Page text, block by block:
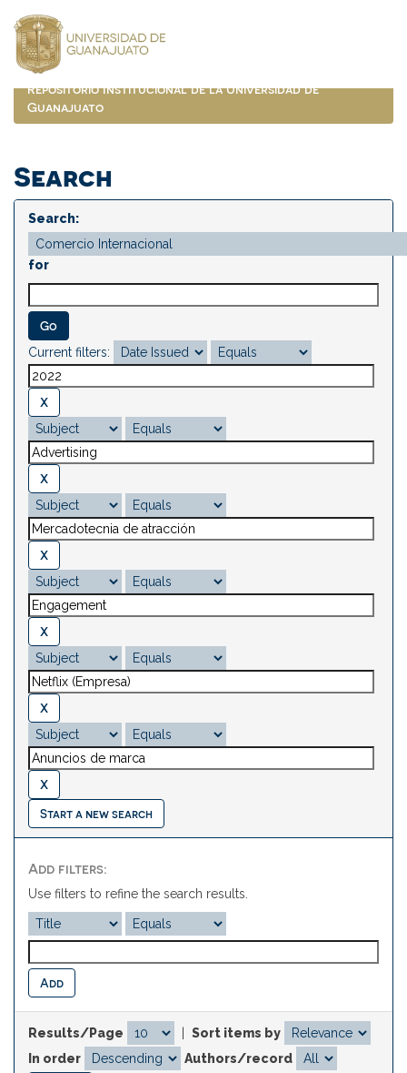
navigation
Repositorio Institucional de la Universidad de
Guanajuato
Search
Search:
for
Current filters:
Start a new search
Add filters:
Use filters to refine the search results.
Results/Page
Sort items by
In order
Authors/record